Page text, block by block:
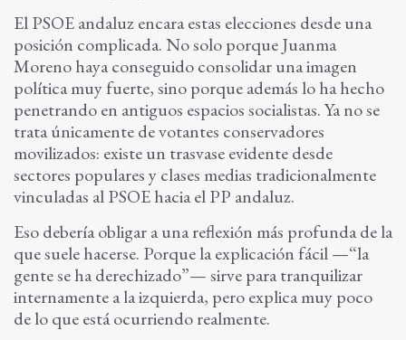
El PSOE andaluz encara estas elecciones desde una
posición complicada. No solo porque Juanma
Moreno haya conseguido consolidar una imagen
política muy fuerte, sino porque además lo ha hecho
penetrando en antiguos espacios socialistas. Ya no se
trata únicamente de votantes conservadores
movilizados: existe un trasvase evidente desde
sectores populares y clases medias tradicionalmente
vinculadas al PSOE hacia el PP andaluz.
Eso debería obligar a una reflexión más profunda de la
que suele hacerse. Porque la explicación fácil —“la
gente se ha derechizado”— sirve para tranquilizar
internamente a la izquierda, pero explica muy poco
de lo que está ocurriendo realmente.